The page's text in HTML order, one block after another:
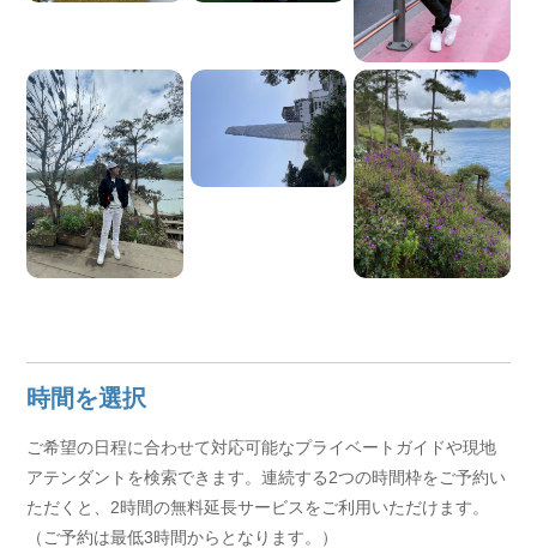
時間を選択
ご希望の日程に合わせて対応可能なプライベートガイドや現地
アテンダントを検索できます。連続する2つの時間枠をご予約い
ただくと、2時間の無料延長サービスをご利用いただけます。
（ご予約は最低3時間からとなります。）